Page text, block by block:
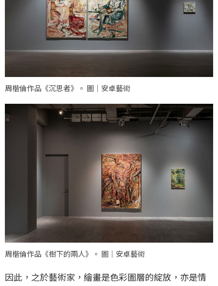
周楷倫作品《沉思者》。 圖｜安卓藝術
周楷倫作品《樹下的兩人》。 圖｜安卓藝術
因此，之於藝術家，繪畫是色彩圖層的綻放，亦是情